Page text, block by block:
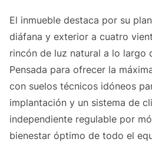
El inmueble destaca por su
diáfana y exterior a cuatro
rincón de luz natural a lo largo
Pensada para ofrecer la
con suelos técnicos idóneos
implantación y un sistema de
independiente regulable por
bienestar óptimo de todo el